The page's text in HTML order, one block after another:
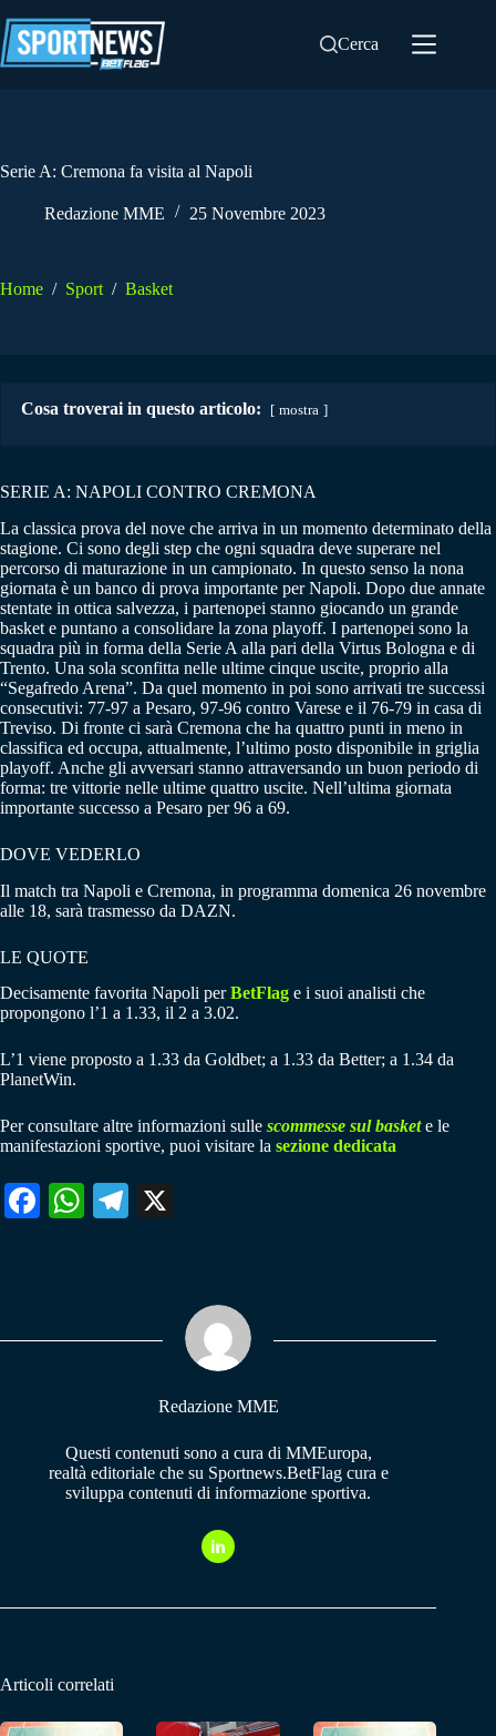
al
contenuto
Cerca
Serie A: Cremona fa visita al Napoli
Redazione MME 25 Novembre 2023
Home / Sport / Basket
Cosa troverai in questo articolo: mostra
SERIE A: NAPOLI CONTRO CREMONA
La classica prova del nove che arriva in un momento determinato della
stagione. Ci sono degli step che ogni squadra deve superare nel
percorso di maturazione in un campionato. In questo senso la nona
giornata è un banco di prova importante per Napoli. Dopo due annate
stentate in ottica salvezza, i partenopei stanno giocando un grande
basket e puntano a consolidare la zona playoff. I partenopei sono la
squadra più in forma della Serie A alla pari della Virtus Bologna e di
Trento. Una sola sconfitta nelle ultime cinque uscite, proprio alla
“Segafredo Arena”. Da quel momento in poi sono arrivati tre successi
consecutivi: 77-97 a Pesaro, 97-96 contro Varese e il 76-79 in casa di
Treviso. Di fronte ci sarà Cremona che ha quattro punti in meno in
classifica ed occupa, attualmente, l’ultimo posto disponibile in griglia
playoff. Anche gli avversari stanno attraversando un buon periodo di
forma: tre vittorie nelle ultime quattro uscite. Nell’ultima giornata
importante successo a Pesaro per 96 a 69.
DOVE VEDERLO
Il match tra Napoli e Cremona, in programma domenica 26 novembre
alle 18, sarà trasmesso da DAZN.
LE QUOTE
Decisamente favorita Napoli perBetFlag e i suoi analisti che
propongono l’1 a 1.33, il 2 a 3.02.
L’1 viene proposto a 1.33 da Goldbet; a 1.33 da Better; a 1.34 da
PlanetWin.
Per consultare altre informazioni sulle scommesse sul baskete le
manifestazioni sportive, puoi visitare la sezione dedicata
Fa W
pp
Te
m
Redazione MME
Questi contenuti sono a cura di MMEuropa,
realtà editoriale che su Sportnews.BetFlag cura e
sviluppa contenuti di informazione sportiva.
Articoli correlati